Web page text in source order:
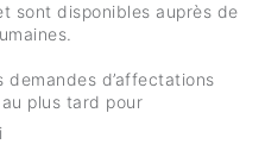
sont disponibles auprès de
demandes d’affectations
plus tard pour